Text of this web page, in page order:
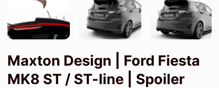
Maxton Design | Ford Fiesta
MK8 ST / ST-line | Spoiler